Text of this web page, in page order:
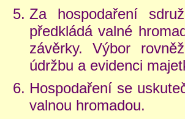
Za hospodaření
předkládá valné
závěrky. Výbor
údržbu a evidenci
Hospodaření se
valnou hromadou.